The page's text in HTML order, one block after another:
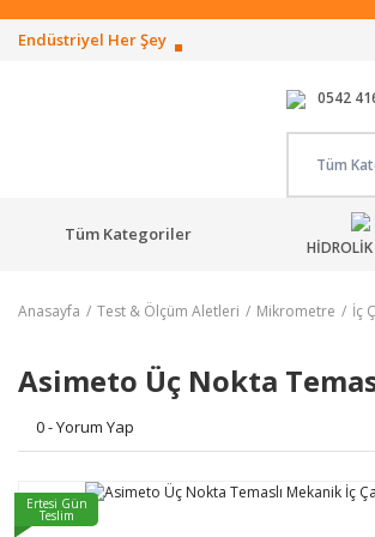
Endüstriyel Her Şey
0542
Tüm
Tüm Kategoriler
Anasayfa Test & Ölçüm Aletleri Mikrometre İç
Asimeto Üç Nokta
0 - Yorum Yap
Ertesi Gün
Teslim